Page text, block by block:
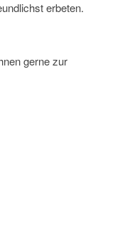
erbeten.
gerne zur